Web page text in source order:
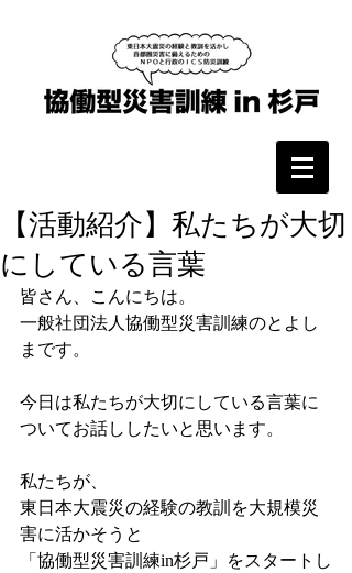
【活動紹介】私たちが大切
にしている言葉
皆さん、こんにちは。
一般社団法人協働型災害訓練のとよし
まです。
今日は私たちが大切にしている言葉に
ついてお話ししたいと思います。
私たちが、
東日本大震災の経験の教訓を大規模災
害に活かそうと
「協働型災害訓練in杉戸」をスタートし